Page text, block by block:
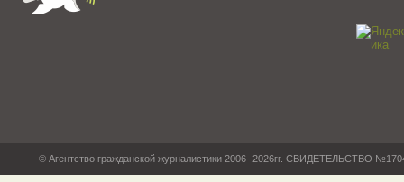
© Агентство гражданской журналистики 2006- 2026гг. СВИДЕТЕЛЬСТВО